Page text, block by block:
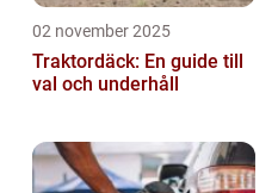
02 november 2025
Traktordäck: En guide till
val och underhåll